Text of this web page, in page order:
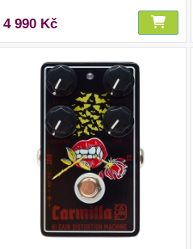
4 990 Kč